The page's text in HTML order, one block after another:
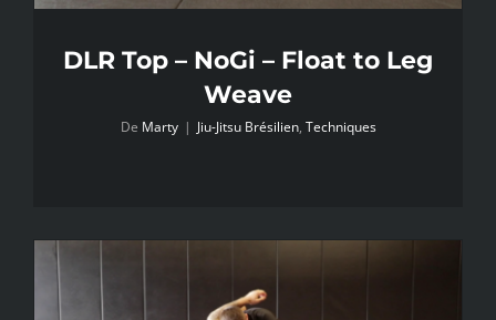
DLR Top – NoGi – Float to Leg
Weave
De Marty | Jiu-Jitsu Brésilien, Techniques